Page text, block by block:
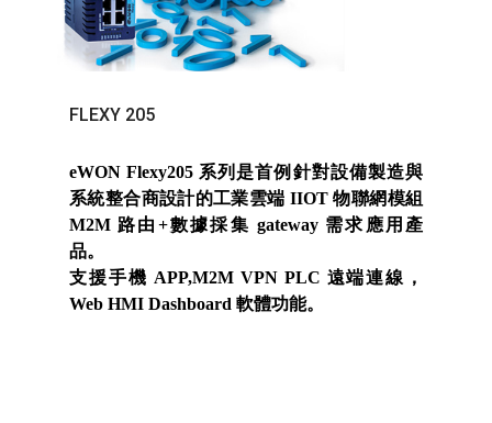
FLEXY 205
eWON Flexy205 系列是首例針對設備製造與
系統整合商設計的工業雲端 IIOT 物聯網模組
M2M 路由+數據採集 gateway 需求應用產
品。
支援手機 APP,M2M VPN PLC 遠端連線，
Web HMI Dashboard 軟體功能。